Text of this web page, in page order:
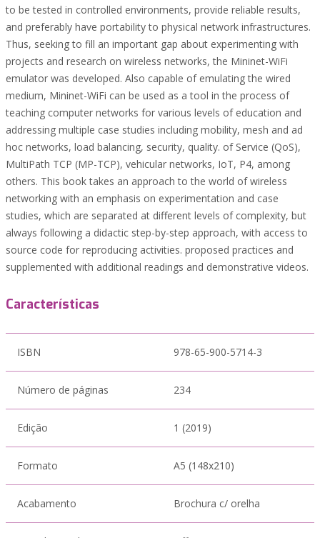
to be tested in controlled environments, provide reliable results,
and preferably have portability to physical network infrastructures.
Thus, seeking to fill an important gap about experimenting with
projects and research on wireless networks, the Mininet-WiFi
emulator was developed. Also capable of emulating the wired
medium, Mininet-WiFi can be used as a tool in the process of
teaching computer networks for various levels of education and
addressing multiple case studies including mobility, mesh and ad
hoc networks, load balancing, security, quality. of Service (QoS),
MultiPath TCP (MP-TCP), vehicular networks, IoT, P4, among
others. This book takes an approach to the world of wireless
networking with an emphasis on experimentation and case
studies, which are separated at different levels of complexity, but
always following a didactic step-by-step approach, with access to
source code for reproducing activities. proposed practices and
supplemented with additional readings and demonstrative videos.
Características
ISBN 978-65-900-5714-3
Número de páginas 234
Edição 1 (2019)
Formato A5 (148x210)
Acabamento Brochura c/ orelha